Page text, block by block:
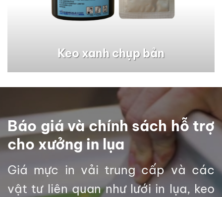
Keo xanh chụp bản
Báo giá và chính sách hỗ trợ
cho xưởng in lụa
Giá mực in vải trung cấp và các
vật tư liên quan như lưới in lụa, keo